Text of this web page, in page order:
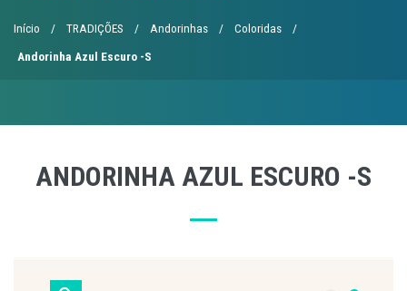
Início / TRADIÇÕES / Andorinhas / Coloridas /
Andorinha Azul Escuro -S
ANDORINHA AZUL ESCURO -S